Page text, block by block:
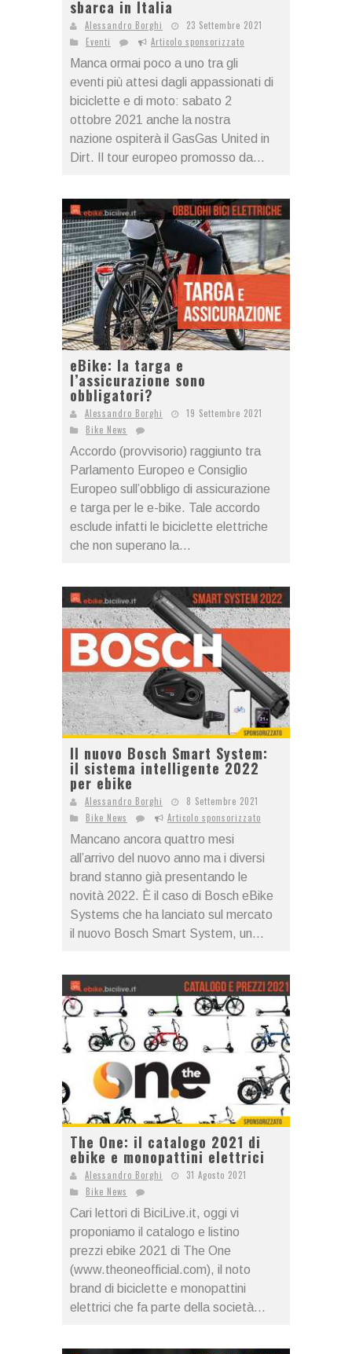
sbarca in Italia
Alessandro Borghi
23 Settembre 2021
Eventi
Articolo sponsorizzato
Manca ormai poco a uno tra gli
eventi più attesi dagli appassionati di
biciclette e di moto: sabato 2
ottobre 2021 anche la nostra
nazione ospiterà il GasGas United in
Dirt. Il tour europeo promosso da...
eBike: la targa e
l’assicurazione sono
obbligatori?
Alessandro Borghi
19 Settembre 2021
Bike News
Accordo (provvisorio) raggiunto tra
Parlamento Europeo e Consiglio
Europeo sull’obbligo di assicurazione
e targa per le e-bike. Tale accordo
esclude infatti le biciclette elettriche
che non superano la...
Il nuovo Bosch Smart System:
il sistema intelligente 2022
per ebike
Alessandro Borghi
8 Settembre 2021
Bike News
Articolo sponsorizzato
Mancano ancora quattro mesi
all’arrivo del nuovo anno ma i diversi
brand stanno già presentando le
novità 2022. È il caso di Bosch eBike
Systems che ha lanciato sul mercato
il nuovo Bosch Smart System, un...
The One: il catalogo 2021 di
ebike e monopattini elettrici
Alessandro Borghi
31 Agosto 2021
Bike News
Cari lettori di BiciLive.it, oggi vi
proponiamo il catalogo e listino
prezzi ebike 2021 di The One
(www.theoneofficial.com), il noto
brand di biciclette e monopattini
elettrici che fa parte della società...